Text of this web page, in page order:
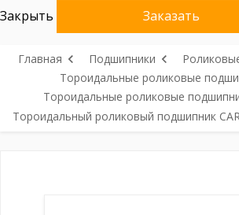
Закрыть Заказать
Главная Подшипники
Тороидальные роликовые
Тороидальные роликовые
Тороидальный роликовый подшипник